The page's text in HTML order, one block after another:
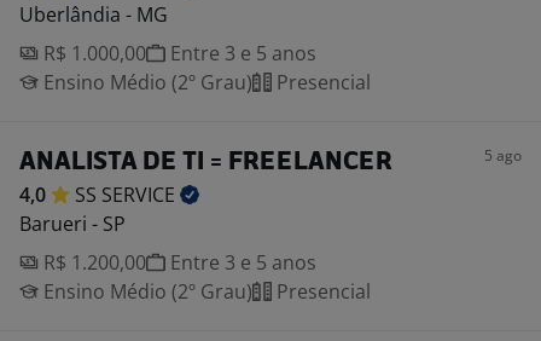
Uberlândia - MG
R$ 1.000,00
Entre 3 e 5 anos
Ensino Médio (2º Grau)
Presencial
ANALISTA DE TI = FREELANCER 5 ago
4,0 SS SERVICE
Barueri - SP
R$ 1.200,00
Entre 3 e 5 anos
Ensino Médio (2º Grau)
Presencial